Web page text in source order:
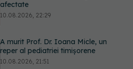
A murit Prof. Dr. Ioana Micle, un
reper al pediatriei timișorene
Doliu în medicina românească. A